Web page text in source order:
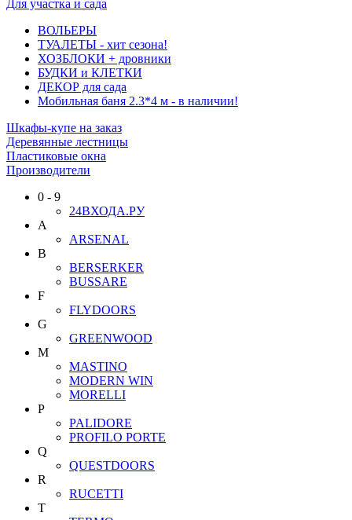
Для участка и сада
ВОЛЬЕРЫ
ТУАЛЕТЫ - хит сезона!
ХОЗБЛОКИ + дровники
БУДКИ и КЛЕТКИ
ДЕКОР для сада
Мобильная баня 2.3*4 м - в наличии!
Шкафы-купе на заказ
Деревянные лестницы
Пластиковые окна
Производители
0 - 9
24ВХОДА.РУ
A
ARSENAL
B
BERSERKER
BUSSARE
F
FLYDOORS
G
GREENWOOD
M
MASTINO
MODERN WIN
MORELLI
P
PALIDORE
PROFILO PORTE
Q
QUESTDOORS
R
RUCETTI
T